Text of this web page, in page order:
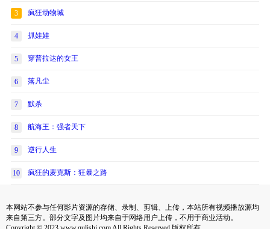
3 疯狂动物城
4 抓娃娃
5 穿普拉达的女王
6 落凡尘
7 默杀
8 航海王：强者天下
9 逆行人生
10 疯狂的麦克斯：狂暴之路
本网站不参与任何影片资源的存储、录制、剪辑、上传，本站所有视频播放源均
来自第三方。部分文字及图片均来自于网络用户上传，不用于商业活动。